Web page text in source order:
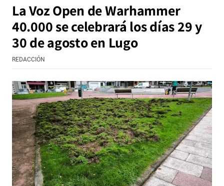
La Voz Open de Warhammer
40.000 se celebrará los días 29 y
30 de agosto en Lugo
REDACCIÓN